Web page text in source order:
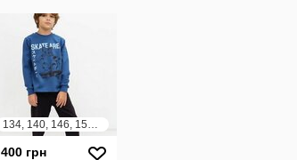
134, 140, 146, 152, 158, 164
400 грн